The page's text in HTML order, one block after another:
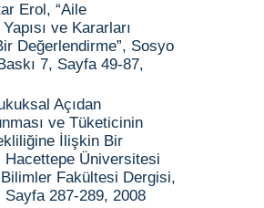
Erol, “Aile
ve Kararları
Değerlendirme”, Sosyo
7, Sayfa 49-87,
Açıdan
ve Tüketicinin
İlişkin Bir
Hacettepe Üniversitesi
Fakültesi Dergisi,
Sayfa 287-289, 2008